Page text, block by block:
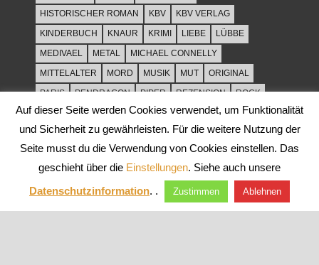
HISTORISCHER ROMAN
KBV
KBV VERLAG
KINDERBUCH
KNAUR KRIMI LIEBE
LÜBBE
MEDIVAEL
METAL
MICHAEL CONNELLY
MITTELALTER
MORD MUSIK MUT
ORIGINAL
PARIS
PENDRAGON PIPER REZENSION
ROCK
ROCKMUSIK
ROMAN ROWOHLT
SACHBUCH
SPANNUNG
SYLT THRILLER TOD
ULLSTEIN
WEIHNACHT
Auf dieser Seite werden Cookies verwendet, um Funktionalität
und Sicherheit zu gewährleisten. Für die weitere Nutzung der
Seite musst du die Verwendung von Cookies einstellen. Das
geschieht über die Einstellungen. Siehe auch unsere
Datenschutzinformation. . Zustimmen Ablehnen